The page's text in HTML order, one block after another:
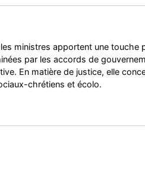
ministres apportent une touche
par les accords de
En matière de justice, elle
chrétiens et écolo.